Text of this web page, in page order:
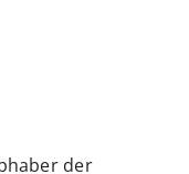
der